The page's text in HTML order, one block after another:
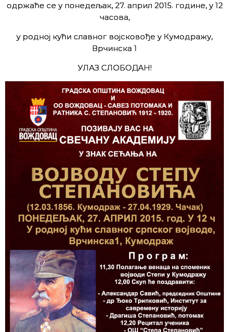
одржаће се у понедељак, 27. април 2015. године, у 12
часова,
у родној кући славног војсковође у Кумодражу,
Врчинска 1
УЛАЗ СЛОБОДАН!